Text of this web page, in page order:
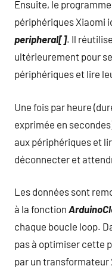
Ensuite, le
périphériques Xiaomi
peripheral[]. Il
ultérieurement pour
périphériques et lire
Une fois par heure
exprimée en
aux périphériques et
déconnecter et
Les données sont
à la fonction
chaque boucle loop.
pas à optimiser cette
par un transformateur